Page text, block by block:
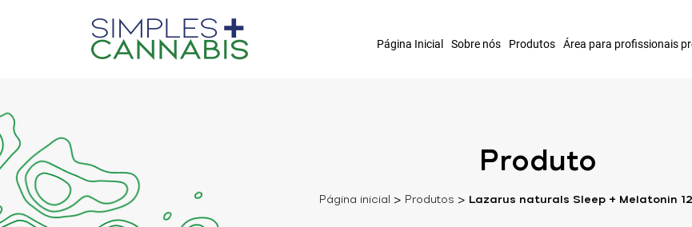
Página Inicial Sobre nós Produtos Área para profissionais
Produto
Página inicial > Produtos > Lazarus naturals Sleep + Melatonin